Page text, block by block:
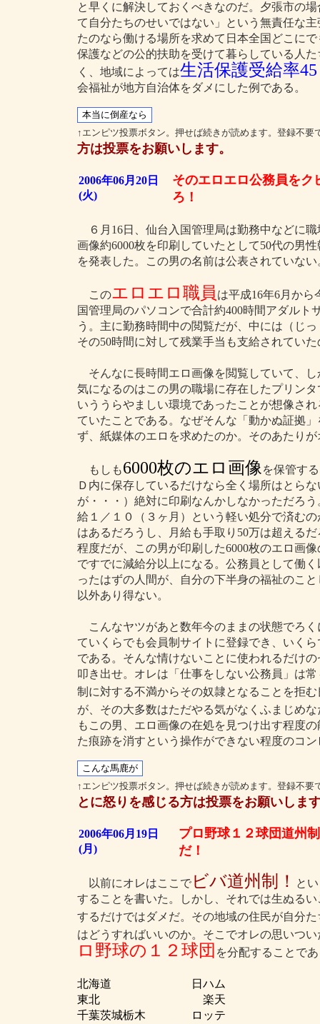
と早くに解決しておくべきなのだ。夕張市の
て自分たちのせいではない」という無責任な
たのなら働ける場所を求めて日本全国どこに
保護などの公的扶助を受けて暮らしている人
く、地域によっては生活保護受給率
会福祉が地方自治体をダメにした例である。
↑エンピツ投票ボタン。押せば続きが読めます。登録不要
方は投票をお願いします。
2006年06月20日
(火)
そのエロエロ公務員をク
ろ！
６月16日、仙台入国管理局は勤務中などに職
画像約6000枚を印刷していたとして50代の男
を発表した。この男の名前は公表されていない
このエロエロ職員 は平成16年6月か
国管理局のパソコンで合計約400時間アダル
う。主に勤務時間中の閲覧だが、中には（じ
その50時間に対して残業手当も支給されてい
そんなに長時間エロ画像を閲覧していて、
気になるのはこの男の職場に存在したプリン
いううらやましい環境であったことが想像さ
ていたことである。なぜそんな「動かぬ証拠
ず、紙媒体のエロを求めたのか。そのあたり
もしも6000枚のエロ画像 を保管す
Ｄ内に保存しているだけなら全く場所はとら
が・・・）絶対に印刷なんかしなかっただろ
給１／１０（３ヶ月）という軽い処分で済む
はあるだろうし、月給も手取り50万は超える
程度だが、この男が印刷した6000枚のエロ画
ですでに減給分以上になる。公務員として働
ったはずの人間が、自分の下半身の福祉のこ
以外あり得ない。
こんなヤツがあと数年今のままの状態でろ
ていくらでも会員制サイトに登録でき、いく
である。そんな情けないことに使われるだけ
叩き出せ。オレは「仕事をしない公務員」は
制に対する不満からその奴隷となることを拒む
が、その大多数はただやる気がなくふまじめな
もこの男、エロ画像の在処を見つけ出す程度
た痕跡を消すという操作ができない程度のコ
↑エンピツ投票ボタン。押せば続きが読めます。登録不要
とに怒りを感じる方は投票をお願いしま
2006年06月19日
(月)
プロ野球１２球団道州制
だ！
以前にオレはここでビバ道州制！
と
することを書いた。しかし、それでは生ぬる
するだけではダメだ。その地域の住民が自分
はどうすればいいのか。そこでオレの思いつ
ロ野球の１２球団 を分配することで
北海道 日ハム
東北 楽天
千葉茨城栃木 ロッテ